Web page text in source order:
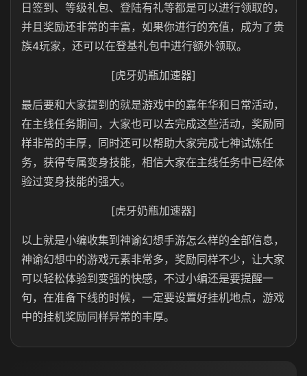
日签到、等级礼包、登陆有礼等都是可以进行领取的，
并且奖励还非常的丰富，如果你进行的充值，成为了贵
族4玩家，还可以在登基礼包中进行额外领取。
[虎牙奶瓶加速器]
最后要和大家提到的就是游戏中的嘉年华和日常活动，
在主线任务期间，大家也可以去完成这些活动，奖励同
样非常的丰厚，同时还可以帮助大家完成七神试炼任
务，获得专属变身技能，相信大家在主线任务中已经体
验过变身技能的强大。
[虎牙奶瓶加速器]
以上就是小编收集到神谕幻想手游怎么样的全部信息，
神谕幻想中的游戏元素非常多，奖励同样不少，让大家
可以轻松体验到变强的快感，不过小编还是要提醒一
句，在准备下线的时候，一定要设置好挂机地点，游戏
中的挂机奖励同样异常的丰厚。